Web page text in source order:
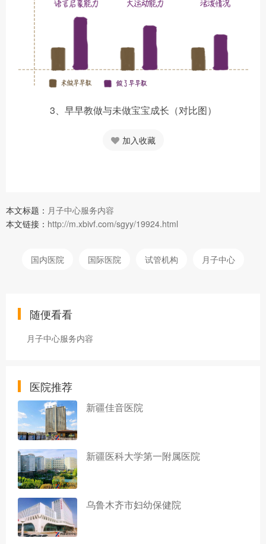
3、早早教做与未做宝宝成长（对比图）
加入收藏
本文标题： 月子中心服务内容
本文链接： http://m.xbivf.com/sgyy/19924.html
国内医院 国际医院 试管机构 月子中心
随便看看
月子中心服务内容
医院推荐
新疆佳音医院
新疆医科大学第一附属医院
乌鲁木齐市妇幼保健院